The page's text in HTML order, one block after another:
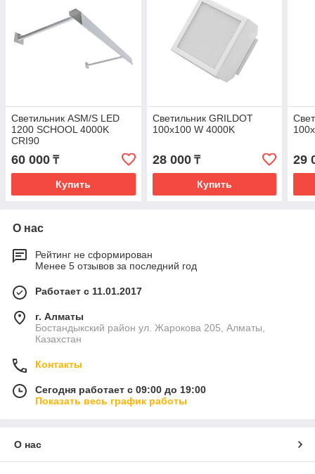
Светильник ASM/S LED
1200 SCHOOL 4000K
CRI90
60 000 ₸
Купить
Светильник GRILDOT
100x100 W 4000K
28 000₸
Купить
29
О нас
Рейтинг не сформирован
Менее 5 отзывов за последний год
Работает с 11.01.2017
г. Алматы
Бостандыкский район ул. Жарокова 205, Алматы,
Казахстан
Контакты
Сегодня работает с 09:00 до 19:00
Показать весь график работы
О нас